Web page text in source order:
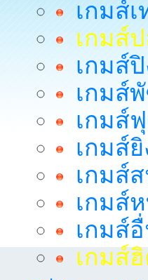
เกมส์
เกมส์
เกมส์
เกมส์
เกมส์
เกมส์
เกมส์
เกมส์
เกมส์
เกมส์